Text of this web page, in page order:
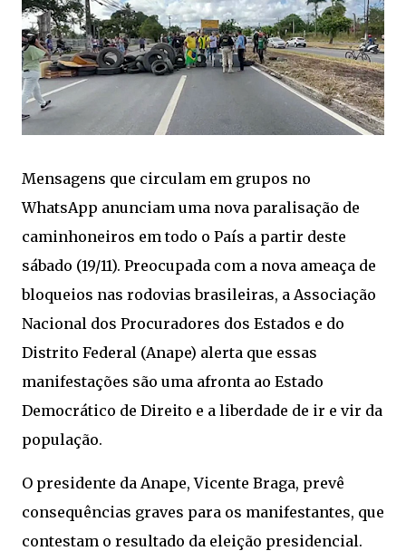
Não foi por acaso que essa pauta ganhou força, não foi
por acaso que ela tomou as redes sociais, tomou as ruas
e tomou o boca a boca ali na conversa das pessoas no
dia a dia. É porque é uma pauta que significa um grito
de liberdade para o trabalhador brasileiro”, destacou o
ministro. No dia 13 de abril, o presidente Luiz Inácio
Mensagens que circulam em grupos no
WhatsApp anunciam uma nova paralisação de
caminhoneiros em todo o País a partir deste
sábado (19/11). Preocupada com a nova ameaça de
bloqueios nas rodovias brasileiras, a Associação
Nacional dos Procuradores dos Estados e do
Distrito Federal (Anape) alerta que essas
manifestações são uma afronta ao Estado
Democrático de Direito e a liberdade de ir e vir da
população.
O presidente da Anape, Vicente Braga, prevê
consequências graves para os manifestantes, que
contestam o resultado da eleição presidencial.